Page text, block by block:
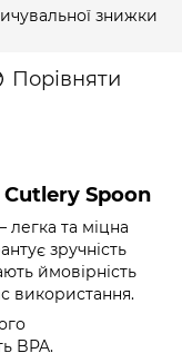
знижки
Порівняти
Spoon
та міцна
зручність
ймовірність
використання.
BPA.